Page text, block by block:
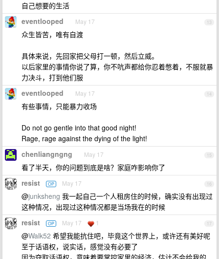
自己想要的生活
13
eventlooped May 17
众生皆苦，唯有自渡
具体来说，先回家把父母打一顿，然后立威。
以后家里的事情你说了算，你不吭声都给你忍着憋着，不服就暴
力决斗，打到他们服
14
eventlooped May 17
有些事情，只能暴力收场
Do not go gentle into that good night!
Rage, rage against the dying of the light!
15
chenliangngng May 17
看了半天，你的问题到底是啥？家庭咋影响你了
16
resist OP May 17
@junksheng 我一起自己一个人租房住的时候，确实没有出现过
这种情况，出现过这种情况都是当场我在的时候
17
resist OP May 17 1
@Walk52 希望我能抗住吧，毕竟这个世界上，或许还有美好呢
至于话语权，说实话，感觉没有必要了
因为夺取话语权，意味着要掌控家里的经济，估计不会给我的